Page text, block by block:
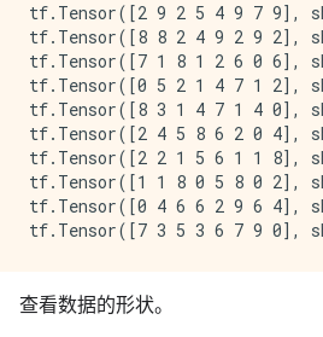
tf.Tensor([2 9 2 5 4 9 7 9],
tf.Tensor([8 8 2 4 9 2 9 2],
tf.Tensor([7 1 8 1 2 6 0 6],
tf.Tensor([0 5 2 1 4 7 1 2],
tf.Tensor([8 3 1 4 7 1 4 0],
tf.Tensor([2 4 5 8 6 2 0 4],
tf.Tensor([2 2 1 5 6 1 1 8],
tf.Tensor([1 1 8 0 5 8 0 2],
tf.Tensor([0 4 6 6 2 9 6 4],
查看数据的形状。